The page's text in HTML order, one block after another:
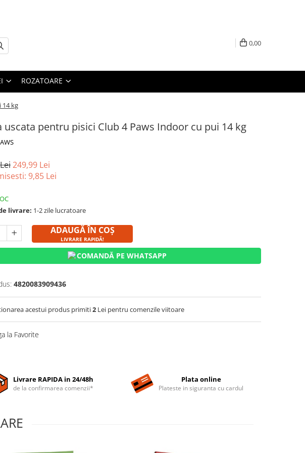
0,00
ROZATOARE
14 kg
uscata pentru pisici Club 4 Paws Indoor cu pui 14 kg
249,99 Lei
9,85 Lei
livrare: 1-2 zile lucratoare
ADAUGĂ ÎN COȘ
LIVRARE RAPIDĂ!
COMANDĂ PE WHATSAPP
4820083909436
acestui produs primiti2 Lei pentru comenzile viitoare
la Favorite
Livrare RAPIDA in 24/48h
de la confirmarea comenzii*
Plata online
Plateste in siguranta cu cardul